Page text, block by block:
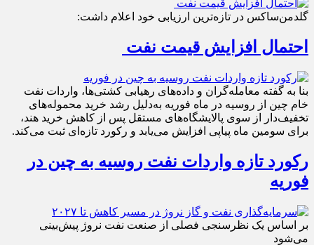
گلدمن‌ساکس در تازه‌ترین ارزیابی خود اعلام داشت:
احتمال افزایش قیمت نفت
بنا به گفته معامله‌گران و داده‌های رهیابی کشتی‌ها، واردات نفت
خام چین از روسیه در ماه فوریه به‌دلیل رشد خرید محموله‌های
تخفیف‌دار از سوی پالایشگاه‌های مستقل پس از کاهش خرید هند،
برای سومین ماه پیاپی افزایش می‌یابد و رکورد تازه‌ای ثبت می‌کند.
رکورد تازه واردات نفت روسیه به چین در
فوریه
بر اساس یک نظرسنجی فصلی از صنعت نفت نروژ پیش‌بینی
می‌شود